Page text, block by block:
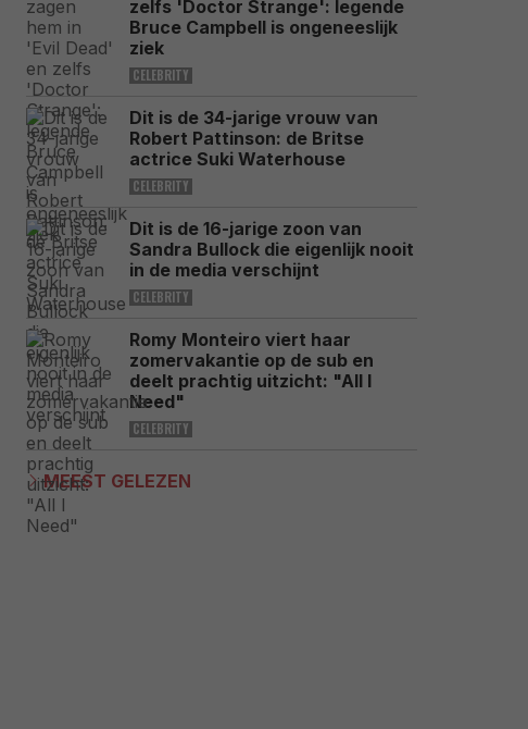
zelfs 'Doctor Strange': legende
Bruce Campbell is ongeneeslijk
ziek
CELEBRITY
Dit is de 34-jarige vrouw van
Robert Pattinson: de Britse
actrice Suki Waterhouse
CELEBRITY
Dit is de 16-jarige zoon van
Sandra Bullock die eigenlijk nooit
in de media verschijnt
CELEBRITY
Romy Monteiro viert haar
zomervakantie op de sub en
deelt prachtig uitzicht: "All I
Need"
CELEBRITY
MEEST GELEZEN